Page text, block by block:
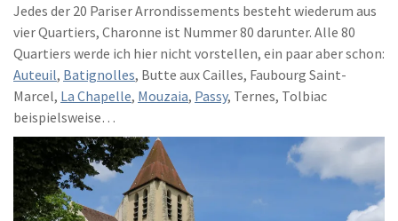
Jedes der 20 Pariser Arrondissements besteht wiederum aus
vier Quartiers, Charonne ist Nummer 80 darunter. Alle 80
Quartiers werde ich hier nicht vorstellen, ein paar aber schon:
Auteuil, Batignolles, Butte aux Cailles, Faubourg Saint-
Marcel, La Chapelle, Mouzaia, Passy, Ternes, Tolbiac
beispielsweise…